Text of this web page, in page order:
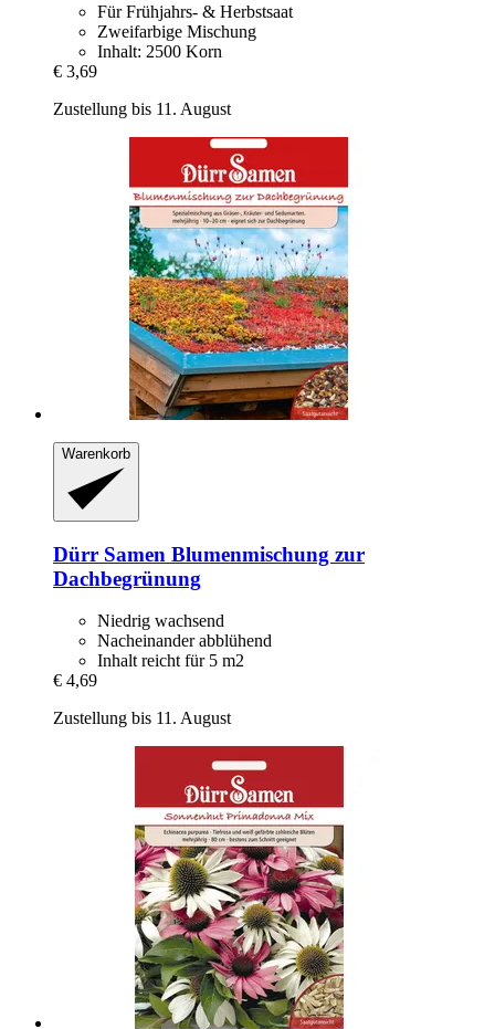
Für Frühjahrs- & Herbstsaat
Zweifarbige Mischung
Inhalt: 2500 Korn
€ 3,69
Zustellung bis 11. August
Warenkorb
Dürr Samen Blumenmischung zur
Dachbegrünung
Niedrig wachsend
Nacheinander abblühend
Inhalt reicht für 5 m2
€ 4,69
Zustellung bis 11. August